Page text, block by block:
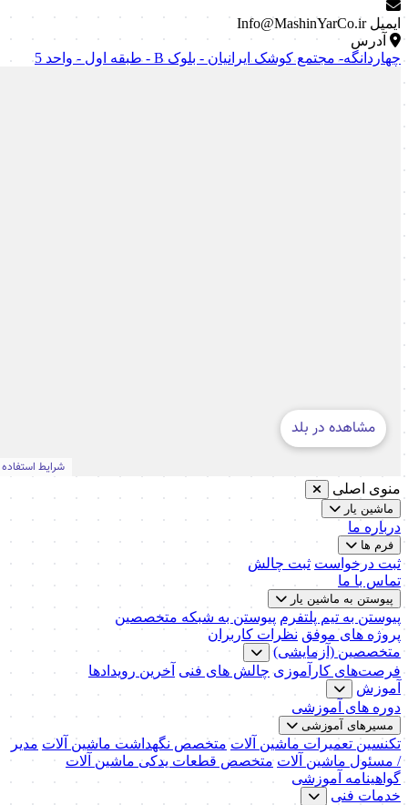
ایمیل Info@MashinYarCo.ir
آدرس
چهاردانگه- مجتمع کوشک ایرانیان - بلوک B - طبقه اول - واحد 5
منوی اصلی
ماشین یار
درباره ما
فرم ها
ثبت درخواست ثبت چالش
تماس با ما
پیوستن به ماشین یار
پیوستن به تیم پلتفرم پیوستن به شبکه متخصصین
پروژه های موفق نظرات کاربران
متخصصین (آزمایشی)
فرصت‌های کارآموزی چالش های فنی آخرین رویدادها
آموزش
دوره های آموزشی
مسیرهای آموزشی
تکنسین تعمیرات ماشین آلات متخصص نگهداشت ماشین آلات مدیر
/ مسئول ماشین آلات متخصص قطعات یدکی ماشین آلات
گواهینامه آموزشی
خدمات فنی